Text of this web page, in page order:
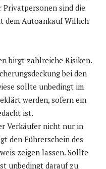
sind die
dem Autoankauf Willich
birgt zahlreiche Risiken.
bei den
sollte unbedingt im
werden, sofern ein
ist.
Verkäufer nicht nur in
den Führerschein des
zeigen lassen. Sollte
unbedingt darauf zu